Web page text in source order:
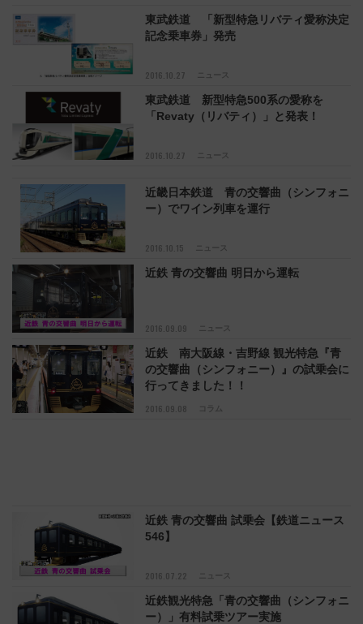
2016.10.27 ニュース
東武鉄道 「新型特急リバティ愛称決定
記念乗車券」発売
2016.10.27 ニュース
東武鉄道 新型特急500系の愛称を
「Revaty（リバティ）」と発表！
2016.10.15 ニュース
近畿日本鉄道 青の交響曲（シンフォニ
ー）でワイン列車を運行
2016.09.09 ニュース
近鉄 青の交響曲 明日から運転
2016.09.08 コラム
近鉄 南大阪線・吉野線 観光特急『青
の交響曲（シンフォニー）』の試乗会に
行ってきました！！
2016.07.22 ニュース
近鉄 青の交響曲 試乗会【鉄道ニュース
546】
近鉄観光特急「青の交響曲（シンフォニ
ー）」有料試乗ツアー実施